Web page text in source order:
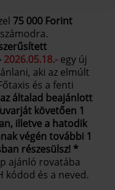
75 000 Forint
2026.05.18.- egy új
aki az elmúlt
és a fenti
az általad beajánlott
követően 1
illetve a hatodik
végén további 1
részesülsz! *
ajánló rovatába
kódod és a neved.